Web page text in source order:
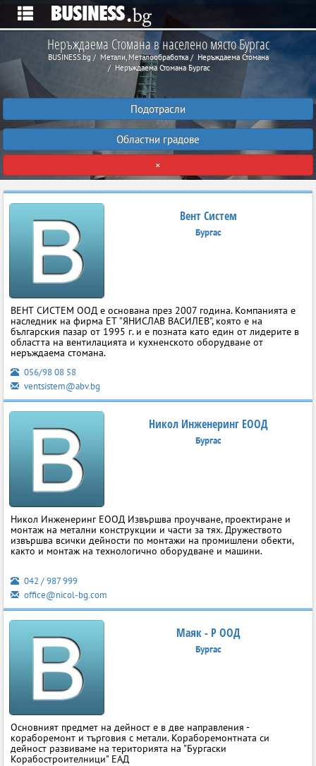
Неръждаема Стомана в населено място Бургас
BUSINESS.bg Метали, Металообработка
Неръждаема Стомана
Неръждаема Стомана Бургас
Подотрасли
Областни градове
×
Вент Систем
Бургас
ВЕНТ СИСТЕМ ООД е основана през 2007 година. Компанията е
наследник на фирма ЕТ ”ЯНИСЛАВ ВАСИЛЕВ”, която е на
българския пазар от 1995 г. и е позната като един от лидерите в
областта на вентилацията и кухненското оборудване от
неръждаема стомана.
056/98 08 58
ventsistem@abv.bg
Никол Инженеринг ЕООД
Бургас
Никол Инженеринг ЕООД Извършва проучване, проектиране и
монтаж на метални конструкции и части за тях. Дружеството
извършва всички дейности по монтажи на промишлени обекти,
както и монтаж на технологично оборудване и машини.
042 / 987 999
office@nicol-bg.com
Маяк - Р ООД
Бургас
Основният предмет на дейност е в две направления -
кораборемонт и търговия с метали. Кораборемонтната си
дейност развиваме на територията на "Бургаски
Корабостроителници" ЕАД